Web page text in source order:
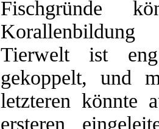
Fischgründe
Tierwelt ist
gekoppelt, und
letzteren könnte
ersteren